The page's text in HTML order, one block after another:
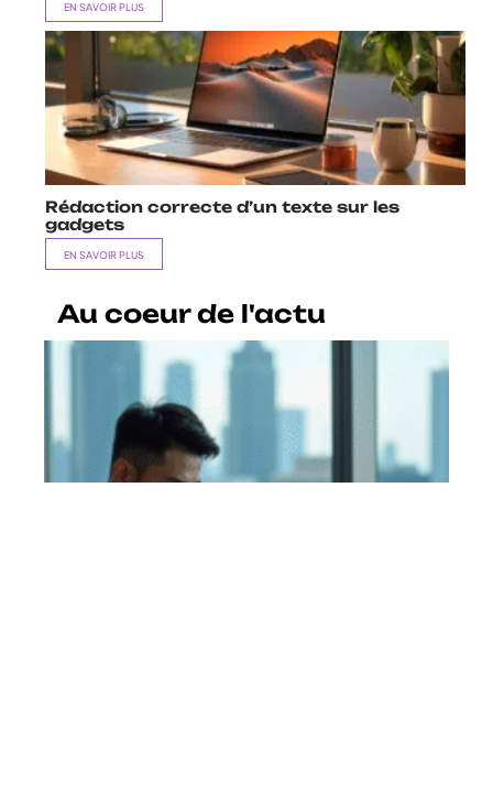
EN SAVOIR PLUS
Rédaction correcte d’un texte sur les
gadgets
EN SAVOIR PLUS
Au coeur de l'actu